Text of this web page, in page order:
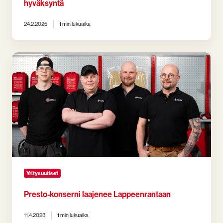
hyväksyntä
24.2.2025 1 min lukuaika
Presto-
konserni
laajenee
Lappeenrantaan
Yritysuutiset
Presto-konserni laajenee Lappeenrantaan
11.4.2023 1 min lukuaika